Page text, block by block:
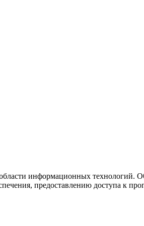
информационных технологий.
предоставлению доступа к